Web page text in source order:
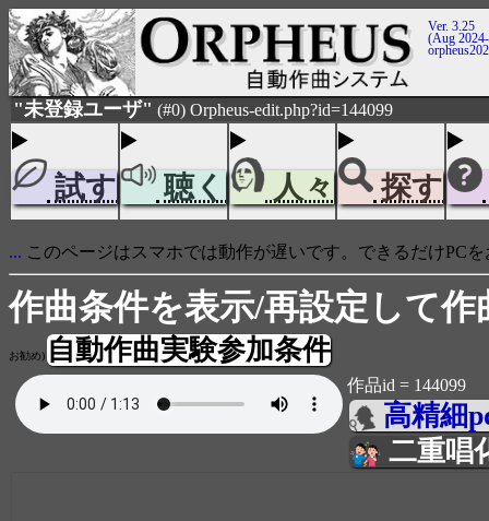
Ver. 3.25
(Aug
"未登録ユーザ" (#0) Orpheus-edit.php?id=144099
試す 聴く 人々 探す
... このページはスマホでは動作が遅いです。できるだけPC
作曲条件を表示/再設定して作
お勧め)自動作曲実験参加条件
作品id = 144099
高精細
二重唱